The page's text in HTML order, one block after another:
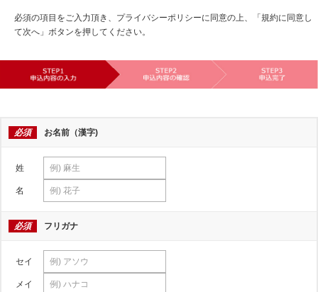
必須の項目をご入力頂き、プライバシーポリシーに同意の上、「規約に同意し
て次へ」ボタンを押してください。
必須 お名前（漢字)
姓
名
必須 フリガナ
セイ
メイ